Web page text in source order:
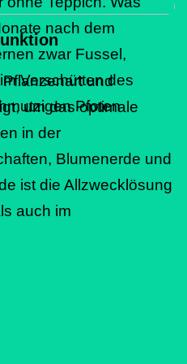
nach dem
zwar Fussel,
Verschütten des
Pfoten
und
um das optimale
in der
Blumenerde und
ist die Allzwecklösung
auch im